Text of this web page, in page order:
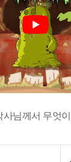
사님께서 무엇